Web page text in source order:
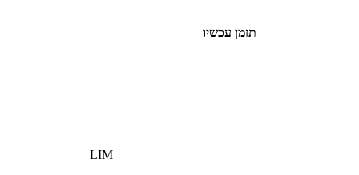
תזמן עכשיו
LIM